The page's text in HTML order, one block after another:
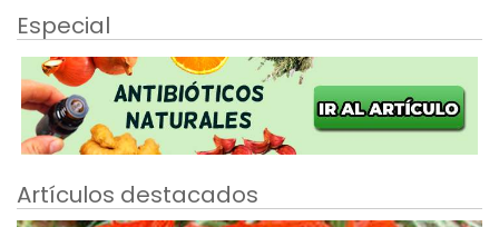
Especial
Artículos destacados